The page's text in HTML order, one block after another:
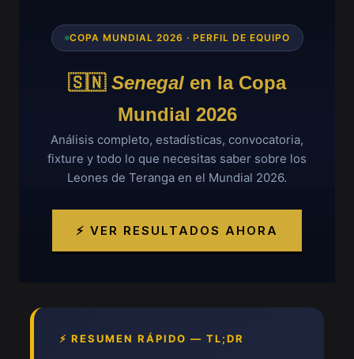
COPA MUNDIAL 2026 · PERFIL DE EQUIPO
🇸🇳 Senegal en la Copa
Mundial 2026
Análisis completo, estadísticas, convocatoria,
fixture y todo lo que necesitas saber sobre los
Leones de Teranga en el Mundial 2026.
⚡ VER RESULTADOS AHORA
⚡ RESUMEN RÁPIDO — TL;DR